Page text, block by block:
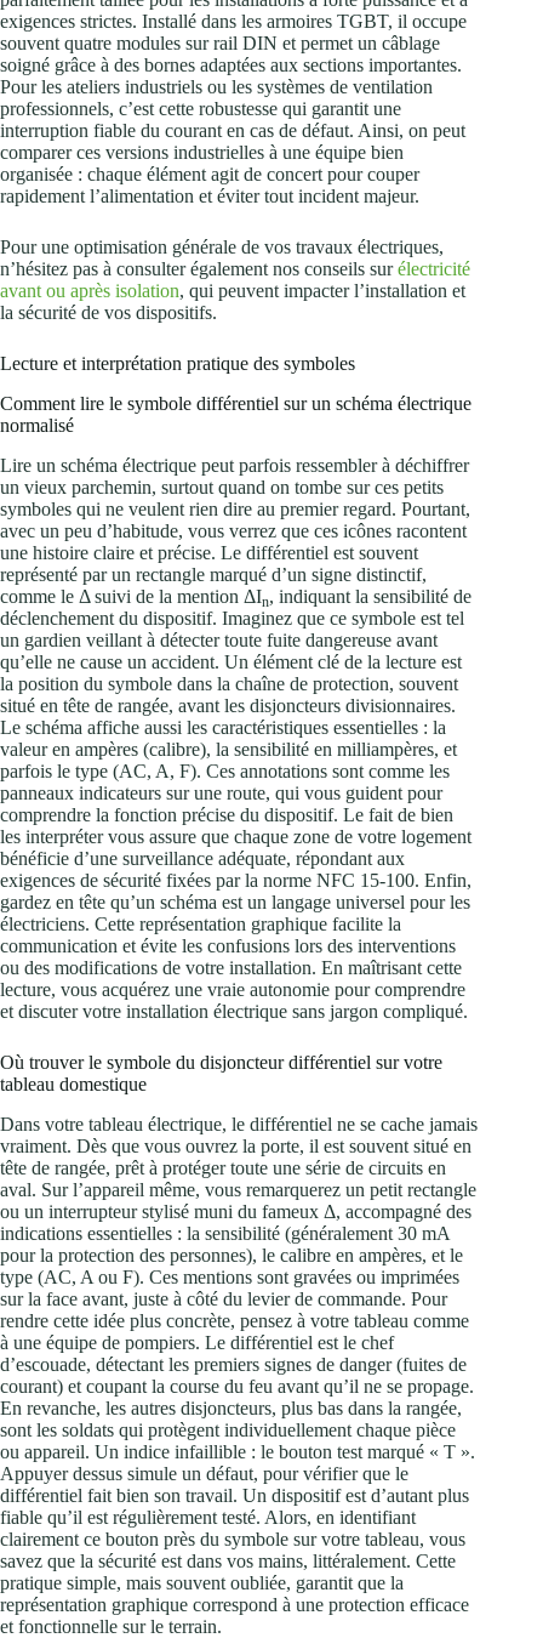
exigences strictes. Installé dans les armoires TGBT, il occupe
souvent quatre modules sur rail DIN et permet un câblage
soigné grâce à des bornes adaptées aux sections importantes.
Pour les ateliers industriels ou les systèmes de ventilation
professionnels, c’est cette robustesse qui garantit une
interruption fiable du courant en cas de défaut. Ainsi, on peut
comparer ces versions industrielles à une équipe bien
organisée : chaque élément agit de concert pour couper
rapidement l’alimentation et éviter tout incident majeur.
Pour une optimisation générale de vos travaux électriques,
n’hésitez pas à consulter également nos conseils surélectricité
avant ou après isolation, qui peuvent impacter l’installation et
la sécurité de vos dispositifs.
Lecture et interprétation pratique des symboles
Comment lire le symbole différentiel sur un schéma électrique
normalisé
Lire un schéma électrique peut parfois ressembler à déchiffrer
un vieux parchemin, surtout quand on tombe sur ces petits
symboles qui ne veulent rien dire au premier regard. Pourtant,
avec un peu d’habitude, vous verrez que ces icônes racontent
une histoire claire et précise. Le différentiel est souvent
représenté par un rectangle marqué d’un signe distinctif,
comme le Δ suivi de la mention ΔIn, indiquant la sensibilité de
déclenchement du dispositif. Imaginez que ce symbole est tel
un gardien veillant à détecter toute fuite dangereuse avant
qu’elle ne cause un accident. Un élément clé de la lecture est
la position du symbole dans la chaîne de protection, souvent
situé en tête de rangée, avant les disjoncteurs divisionnaires.
Le schéma affiche aussi les caractéristiques essentielles : la
valeur en ampères (calibre), la sensibilité en milliampères, et
parfois le type (AC, A, F). Ces annotations sont comme les
panneaux indicateurs sur une route, qui vous guident pour
comprendre la fonction précise du dispositif. Le fait de bien
les interpréter vous assure que chaque zone de votre logement
bénéficie d’une surveillance adéquate, répondant aux
exigences de sécurité fixées par la norme NFC 15-100. Enfin,
gardez en tête qu’un schéma est un langage universel pour les
électriciens. Cette représentation graphique facilite la
communication et évite les confusions lors des interventions
ou des modifications de votre installation. En maîtrisant cette
lecture, vous acquérez une vraie autonomie pour comprendre
et discuter votre installation électrique sans jargon compliqué.
Où trouver le symbole du disjoncteur différentiel sur votre
tableau domestique
Dans votre tableau électrique, le différentiel ne se cache jamais
vraiment. Dès que vous ouvrez la porte, il est souvent situé en
tête de rangée, prêt à protéger toute une série de circuits en
aval. Sur l’appareil même, vous remarquerez un petit rectangle
ou un interrupteur stylisé muni du fameux Δ, accompagné des
indications essentielles : la sensibilité (généralement 30 mA
pour la protection des personnes), le calibre en ampères, et le
type (AC, A ou F). Ces mentions sont gravées ou imprimées
sur la face avant, juste à côté du levier de commande. Pour
rendre cette idée plus concrète, pensez à votre tableau comme
à une équipe de pompiers. Le différentiel est le chef
d’escouade, détectant les premiers signes de danger (fuites de
courant) et coupant la course du feu avant qu’il ne se propage.
En revanche, les autres disjoncteurs, plus bas dans la rangée,
sont les soldats qui protègent individuellement chaque pièce
ou appareil. Un indice infaillible : le bouton test marqué « T ».
Appuyer dessus simule un défaut, pour vérifier que le
différentiel fait bien son travail. Un dispositif est d’autant plus
fiable qu’il est régulièrement testé. Alors, en identifiant
clairement ce bouton près du symbole sur votre tableau, vous
savez que la sécurité est dans vos mains, littéralement. Cette
pratique simple, mais souvent oubliée, garantit que la
représentation graphique correspond à une protection efficace
et fonctionnelle sur le terrain.